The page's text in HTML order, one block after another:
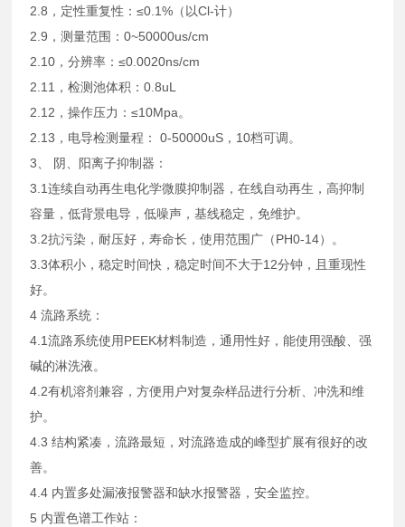
2.8，定性重复性：≤0.1%（以Cl-计）
2.9，测量范围：0~50000us/cm
2.10，分辨率：≤0.0020ns/cm
2.11，检测池体积：0.8uL
2.12，操作压力：≤10Mpa。
2.13，电导检测量程： 0-50000uS，10档可调。
3、 阴、阳离子抑制器：
3.1连续自动再生电化学微膜抑制器，在线自动再生，高抑制
容量，低背景电导，低噪声，基线稳定，免维护。
3.2抗污染，耐压好，寿命长，使用范围广（PH0-14）。
3.3体积小，稳定时间快，稳定时间不大于12分钟，且重现性
好。
4 流路系统：
4.1流路系统使用PEEK材料制造，通用性好，能使用强酸、强
碱的淋洗液。
4.2有机溶剂兼容，方便用户对复杂样品进行分析、冲洗和维
护。
4.3 结构紧凑，流路最短，对流路造成的峰型扩展有很好的改
善。
4.4 内置多处漏液报警器和缺水报警器，安全监控。
5 内置色谱工作站：